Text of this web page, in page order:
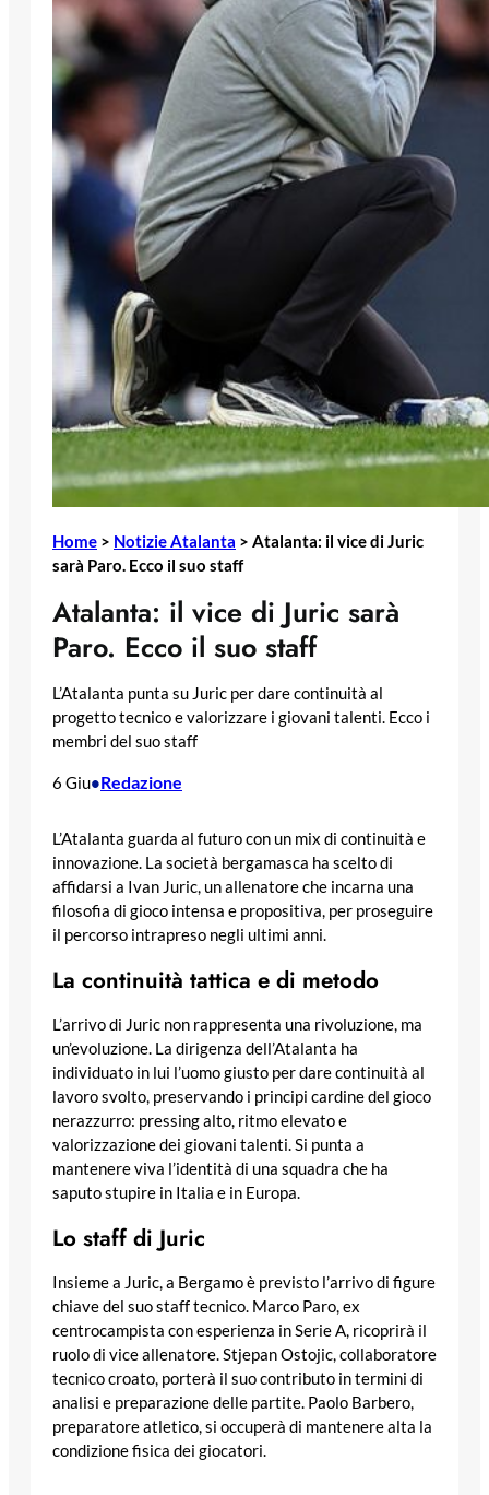
Home > Notizie Atalanta > Atalanta: il vice di Juric
sarà Paro. Ecco il suo staff
Atalanta: il vice di Juric sarà
Paro. Ecco il suo staff
L’Atalanta punta su Juric per dare continuità al
progetto tecnico e valorizzare i giovani talenti. Ecco i
membri del suo staff
6 Giu•Redazione
L’Atalanta guarda al futuro con un mix di continuità e
innovazione. La società bergamasca ha scelto di
affidarsi a Ivan Juric, un allenatore che incarna una
filosofia di gioco intensa e propositiva, per proseguire
il percorso intrapreso negli ultimi anni.
La continuità tattica e di metodo
L’arrivo di Juric non rappresenta una rivoluzione, ma
un’evoluzione. La dirigenza dell’Atalanta ha
individuato in lui l’uomo giusto per dare continuità al
lavoro svolto, preservando i principi cardine del gioco
nerazzurro: pressing alto, ritmo elevato e
valorizzazione dei giovani talenti. Si punta a
mantenere viva l’identità di una squadra che ha
saputo stupire in Italia e in Europa.
Lo staff di Juric
Insieme a Juric, a Bergamo è previsto l’arrivo di figure
chiave del suo staff tecnico. Marco Paro, ex
centrocampista con esperienza in Serie A, ricoprirà il
ruolo di vice allenatore. Stjepan Ostojic, collaboratore
tecnico croato, porterà il suo contributo in termini di
analisi e preparazione delle partite. Paolo Barbero,
preparatore atletico, si occuperà di mantenere alta la
condizione fisica dei giocatori.